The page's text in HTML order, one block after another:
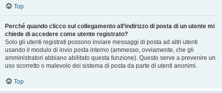
Top
Perché quando clicco sul collegamento all’indirizzo di posta di un utente mi
chiede di accedere come utente registrato?
Solo gli utenti registrati possono inviare messaggi di posta ad altri utenti
usando il modulo di invio posta interno (ammesso, ovviamente, che gli
amministratori abbiano abilitato questa funzione). Questo serve a prevenire un
uso scorretto o malevolo del sistema di posta da parte di utenti anonimi.
Top